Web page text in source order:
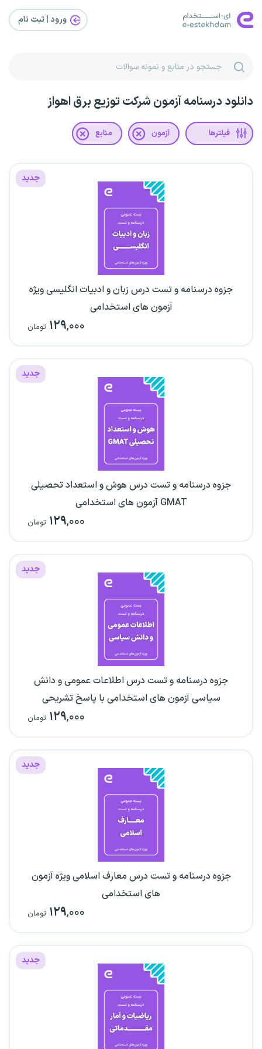
ورود | ثبت‌ نام
دانلود درسنامه آزمون شرکت توزیع برق اهواز
فیلترها آزمون منابع
جدید
جزوه درسنامه و تست درس زبان و ادبیات انگلیسی ویژه
آزمون های استخدامی
۱۲۹,۰۰۰ تومان
جدید
جزوه درسنامه و تست درس هوش و استعداد تحصیلی
GMAT آزمون های استخدامی
۱۲۹,۰۰۰ تومان
جدید
جزوه درسنامه و تست درس اطلاعات عمومی و دانش
سیاسی آزمون های استخدامی با پاسخ تشریحی
۱۲۹,۰۰۰ تومان
جدید
جزوه درسنامه و تست درس معارف اسلامی ویژه آزمون
های استخدامی
۱۲۹,۰۰۰ تومان
جدید